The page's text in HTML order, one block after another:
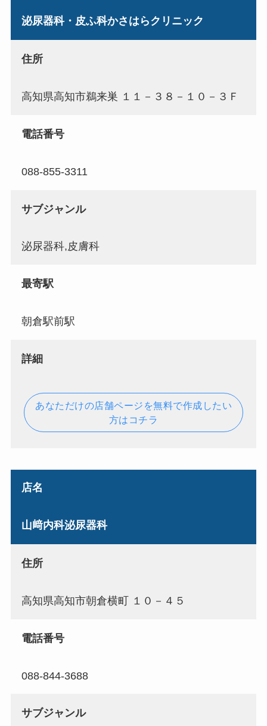
泌尿器科・皮ふ科かさはらクリニック
住所
高知県高知市鵜来巣 １１－３８－１０－３Ｆ
電話番号
088-855-3311
サブジャンル
泌尿器科,皮膚科
最寄駅
朝倉駅前駅
詳細
あなただけの店舗ページを無料で作成したい
方はコチラ
店名
山﨑内科泌尿器科
住所
高知県高知市朝倉横町 １０－４５
電話番号
088-844-3688
サブジャンル